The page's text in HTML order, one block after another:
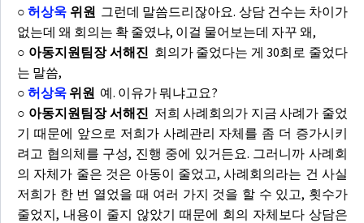
○허상욱 위원 그런데 말씀드리잖아요. 상담 건수는 차이가
없는데 왜 회의는 확 줄였냐, 이걸 물어보는데 자꾸 왜,
○ 아동지원팀장 서해진 회의가 줄었다는 게 30회로 줄었다
는 말씀,
○ 허상욱 위원 예. 이유가 뭐냐고요?
○ 아동지원팀장 서해진 저희 사례회의가 지금 사례가 줄었
기 때문에 앞으로 저희가 사례관리 자체를 좀 더 증가시키
려고 협의체를 구성, 진행 중에 있거든요. 그러니까 사례회
의 자체가 줄은 것은 아동이 줄었고, 사례회의라는 건 사실
저희가 한 번 열었을 때 여러 가지 것을 할 수 있고, 횟수가
줄었지, 내용이 줄지 않았기 때문에 회의 자체보다 상담은